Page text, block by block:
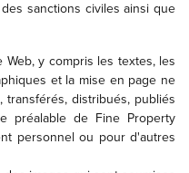
sanctions civiles ainsi que
y compris les textes, les
et la mise en page ne
distribués, publiés
préalable de Fine Property
personnel ou pour d'autres